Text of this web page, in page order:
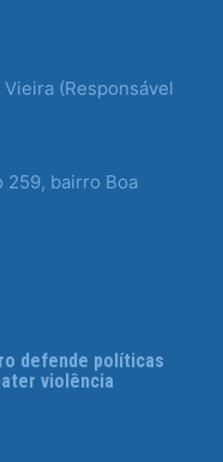
(Responsável
259, bairro Boa
defende políticas
violência